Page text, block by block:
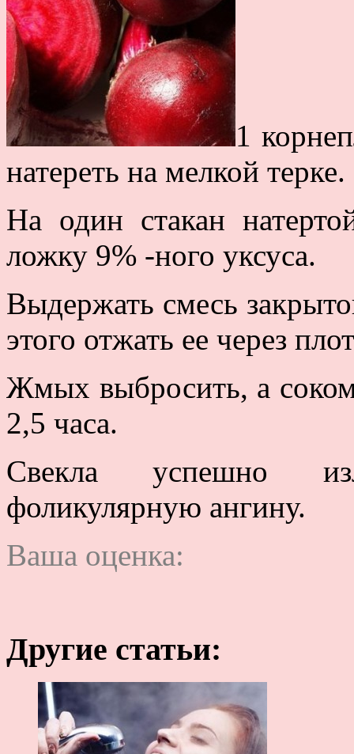
1
натереть на мелкой терке.
На один стакан
ложку 9% -ного уксуса.
Выдержать смесь
этого отжать ее через
Жмых выбросить, а соком
2,5 часа.
Свекла успешно
фоликулярную ангину.
Ваша оценка:
Другие статьи: